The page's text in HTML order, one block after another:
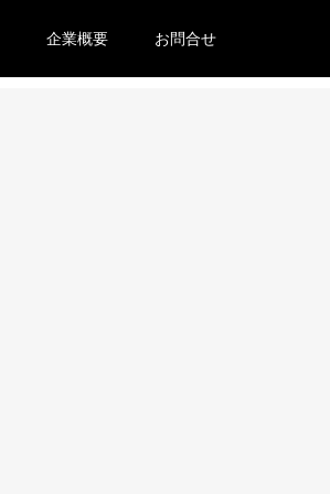
企業概要 お問合せ